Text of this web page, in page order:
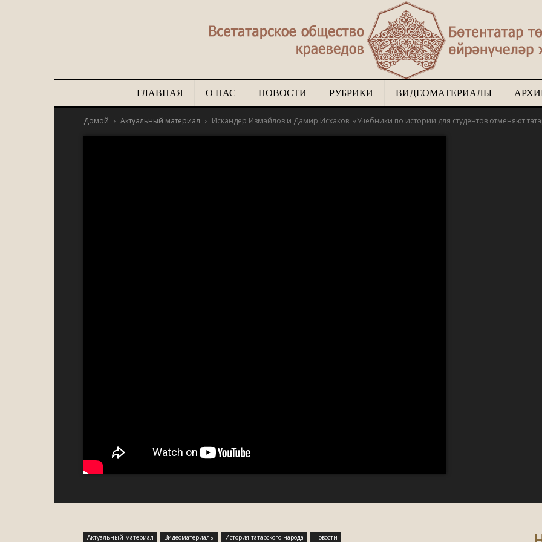
Туган
ГЛАВНАЯ О НАС НОВОСТИ РУБРИКИ ВИДЕОМАТЕРИАЛЫ
Домой Актуальный материал Искандер Измайлов и Дамир Исхаков: «Учебники по истории для студентов отменяют
Актуальный материал Видеоматериалы История татарского народа Новости